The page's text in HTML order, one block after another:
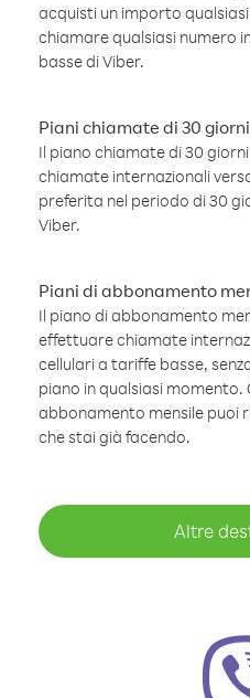
acquisti un importo
chiamare qualsiasi numero
basse di Viber.
Piani chiamate di 30 giorni
Il piano chiamate di 30
chiamate internazionali
preferita nel periodo di 30
Viber.
Piani di abbonamento
Il piano di abbonamento
effettuare chiamate
cellulari a tariffe basse,
piano in qualsiasi momento.
abbonamento mensile puoi
che stai già facendo.
Altre